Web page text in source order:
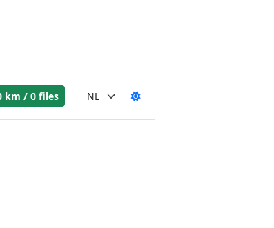
km / 0 files